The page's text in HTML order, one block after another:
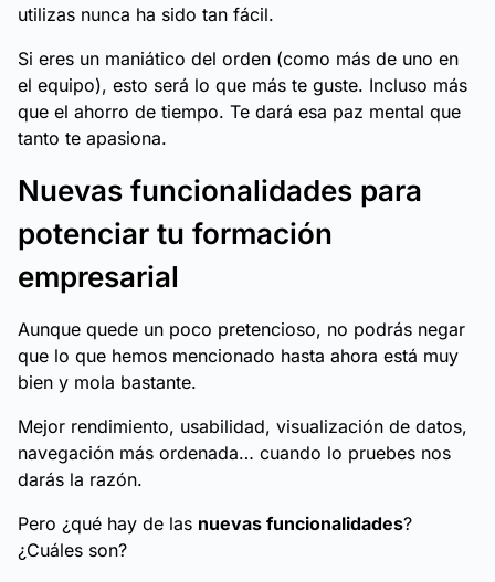
utilizas nunca ha sido tan fácil.
Si eres un maniático del orden (como más de uno en
el equipo), esto será lo que más te guste. Incluso más
que el ahorro de tiempo. Te dará esa paz mental que
tanto te apasiona.
Nuevas funcionalidades para
potenciar tu formación
empresarial
Aunque quede un poco pretencioso, no podrás negar
que lo que hemos mencionado hasta ahora está muy
bien y mola bastante.
Mejor rendimiento, usabilidad, visualización de datos,
navegación más ordenada… cuando lo pruebes nos
darás la razón.
Pero ¿qué hay de las nuevas funcionalidades?
¿Cuáles son?